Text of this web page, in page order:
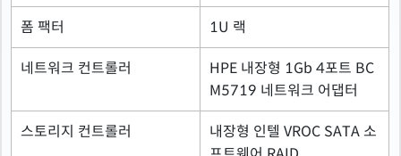
폼 팩터 1U 랙
네트워크 컨트롤러
HPE 내장형 1Gb 4포트 BC
M5719 네트워크 어댑터
스토리지 컨트롤러
내장형 인텔 VROC SATA 소